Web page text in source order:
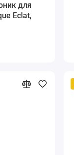
для
Eclat,